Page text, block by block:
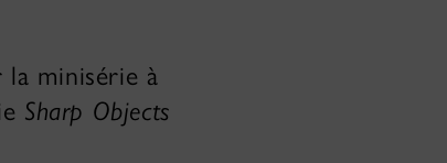
minisérie à
Sharp Objects